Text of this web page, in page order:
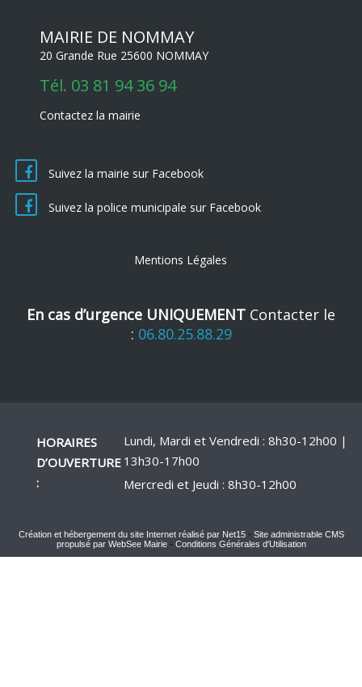
MAIRIE DE NOMMAY
20 Grande Rue 25600 NOMMAY
Tél. 03 81 94 36 94
Contactez la mairie
Suivez la mairie sur Facebook
Suivez la police municipale sur Facebook
Mentions Légales
En cas d’urgence UNIQUEMENT Contacter le
: 06.80.25.88.29
HORAIRES
D’OUVERTURE
:
Lundi, Mardi et Vendredi : 8h30-12h00 |
13h30-17h00
Mercredi et Jeudi : 8h30-12h00
Création et hébergement du site Internet réalisé par Net15- Site administrable CMS
propulsé par WebSee Mairie- Conditions Générales d'Utilisation